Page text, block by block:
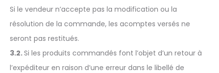
Si le vendeur n’accepte pas la modification ou la
résolution de la commande, les acomptes versés ne
seront pas restitués.
3.2.Si les produits commandés font l’objet d’un retour à
l’expéditeur en raison d’une erreur dans le libellé de